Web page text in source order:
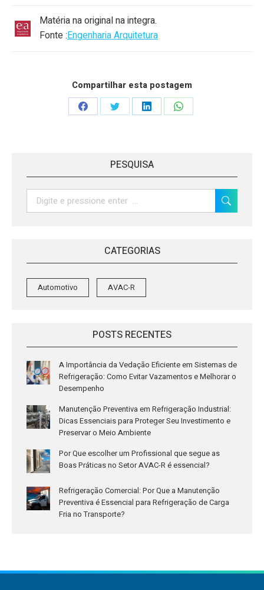
Matéria na original na integra.
Fonte :Engenharia Arquitetura
Compartilhar esta postagem
Share Share Share Share
PESQUISA
Search:
CATEGORIAS
Automotivo AVAC-R
POSTS RECENTES
A Importância da Vedação Eficiente em Sistemas de
Refrigeração: Como Evitar Vazamentos e Melhorar o
Desempenho
Manutenção Preventiva em Refrigeração Industrial:
Dicas Essenciais para Proteger Seu Investimento e
Preservar o Meio Ambiente
Por Que escolher um Profissional que segue as
Boas Práticas no Setor AVAC-R é essencial?
Refrigeração Comercial: Por Que a Manutenção
Preventiva é Essencial para Refrigeração de Carga
Fria no Transporte?